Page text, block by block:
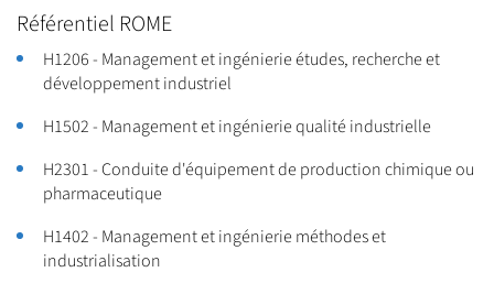
Responsable environnement sur site industriel, etc.
Pour en savoir plus sur l'insertion professionnelle des diplômés
de l'Université de Lille, consultez les répertoires d'emplois
publiés par l’ODiF(Observatoire de la Direction de la
Les fiches emploi/métier du
Métiers et des Emplois(ROME) permettent de mieux connaître
les métiers et les compétences qui y sont associées.
Référentiel ROME
H1206 - Management et ingénierie études, recherche et
développement industriel
H1502 - Management et ingénierie qualité industrielle
H2301 - Conduite d'équipement de production chimique ou
pharmaceutique
H1402 - Management et ingénierie méthodes et
industrialisation